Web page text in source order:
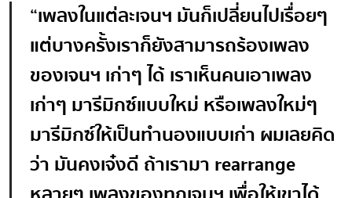
“เพลงในแต่ละเจนฯ มันก็เปลี่ยนไปเรื่อยๆ
แต่บางครั้งเราก็ยังสามารถร้องเพลง
ของเจนฯ เก่าๆ ได้ เราเห็นคนเอาเพลง
เก่าๆ มารีมิกซ์แบบใหม่ หรือเพลงใหม่ๆ
มารีมิกซ์ให้เป็นทำนองแบบเก่า ผมเลยคิด
ว่า มันคงเจ๋งดี ถ้าเรามา rearrange